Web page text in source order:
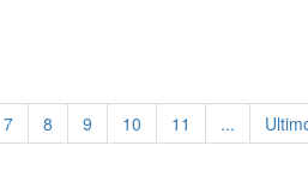
7 8 9 10 11 ...